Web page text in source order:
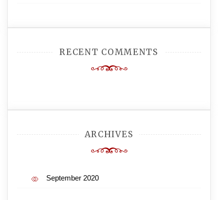
RECENT COMMENTS
ARCHIVES
September 2020